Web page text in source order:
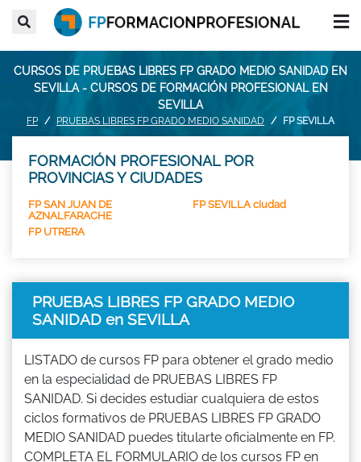
CURSOS DE PRUEBAS LIBRES FP GRADO MEDIO SANIDAD EN
SEVILLA - CURSOS DE FORMACIÓN PROFESIONAL EN
SEVILLA
FP PRUEBAS LIBRES FP GRADO MEDIO SANIDAD FP SEVILLA
FORMACIÓN PROFESIONAL POR
PROVINCIAS Y CIUDADES
FP SAN JUAN DE
AZNALFARACHE
FP SEVILLA ciudad
FP UTRERA
PRUEBAS LIBRES FP GRADO MEDIO
SANIDAD en SEVILLA
LISTADO de cursos FP para obtener el grado medio
en la especialidad de PRUEBAS LIBRES FP
SANIDAD. Si decides estudiar cualquiera de estos
ciclos formativos de PRUEBAS LIBRES FP GRADO
MEDIO SANIDAD puedes titularte oficialmente en FP.
COMPLETA EL FORMULARIO de los cursos FP en